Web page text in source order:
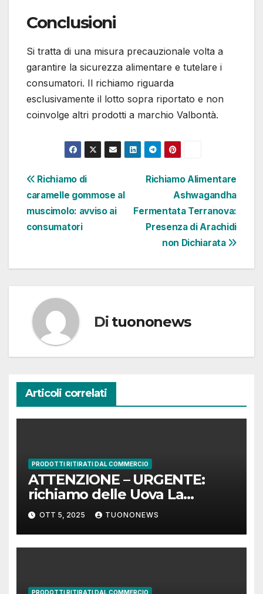
Conclusioni
Si tratta di una misura precauzionale volta a
garantire la sicurezza alimentare e tutelare i
consumatori. Il richiamo riguarda
esclusivamente il lotto sopra riportato e non
coinvolge altri prodotti a marchio Valbontà.
Navigazione
articoli
Richiamo Alimentare
Ashwagandha
Fermentata Terranova:
Presenza di Arachidi
non Dichiarata
Richiamo di
caramelle gommose al
muscimolo: avviso ai
consumatori
Di tuononews
Articoli correlati
PRODOTTI RITIRATI DAL COMMERCIO
ATTENZIONE – URGENTE:
richiamo delle Uova La
Montanari per presenza di
Salmonella Enteritidis
OTT 5, 2025 TUONONEWS
PRODOTTI RITIRATI DAL COMMERCIO